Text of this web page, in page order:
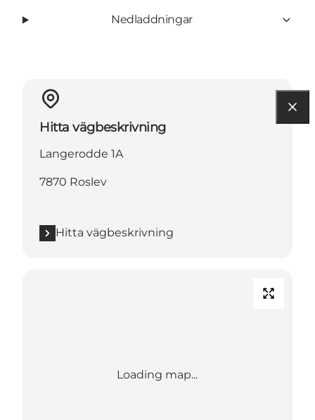
Nedladdningar
Hitta vägbeskrivning
Langerodde 1A
7870 Roslev
Hitta vägbeskrivning
Loading map...